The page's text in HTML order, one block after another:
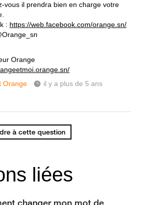
vous il prendra bien en charge votre
: https://web.facebook.com/orange.sn/
Orange
Orange
il y a plus de 5 ans
à cette question
liées
changer mon mot de